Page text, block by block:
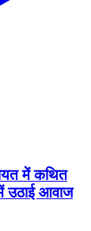
में कथित
उठाई आवाज